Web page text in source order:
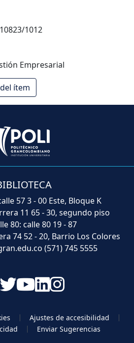
1012
Empresarial
ítem
57 3 - 00 Este, Bloque K
11 65 - 30, segundo piso
80: calle 80 19 - 87
74 52 - 20, Barrio Los Colores
(571) 745 5555
Ajustes de accesibilidad
Enviar Sugerencias